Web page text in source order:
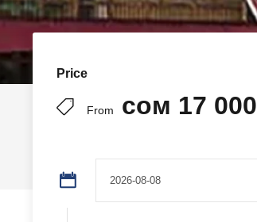
Price
From сом 17 000